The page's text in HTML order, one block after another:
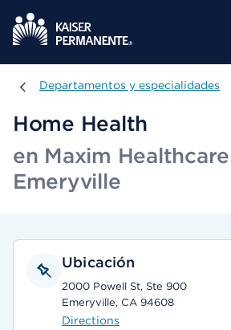
Departamentos y especialidades
Departamentos y especialidades
Home Health
en Maxim
Emeryville
Ubicación
2000 Powell St, Ste 900
Emeryville, CA 94608
Directions